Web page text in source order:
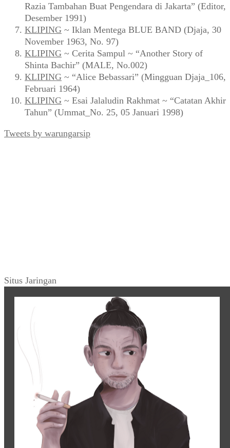
Razia Tambahan Buat Pengendara di Jakarta” (Editor,
Desember 1991)
KLIPING ~ Iklan Mentega BLUE BAND (Djaja, 30
November 1963, No. 97)
KLIPING ~ Cerita Sampul ~ “Another Story of
Shinta Bachir” (MALE, No.002)
KLIPING ~ “Alice Bebassari” (Mingguan Djaja_106,
Februari 1964)
KLIPING ~ Esai Jalaludin Rakhmat ~ “Catatan Akhir
Tahun” (Ummat_No. 25, 05 Januari 1998)
Tweets by warungarsip
Situs Jaringan